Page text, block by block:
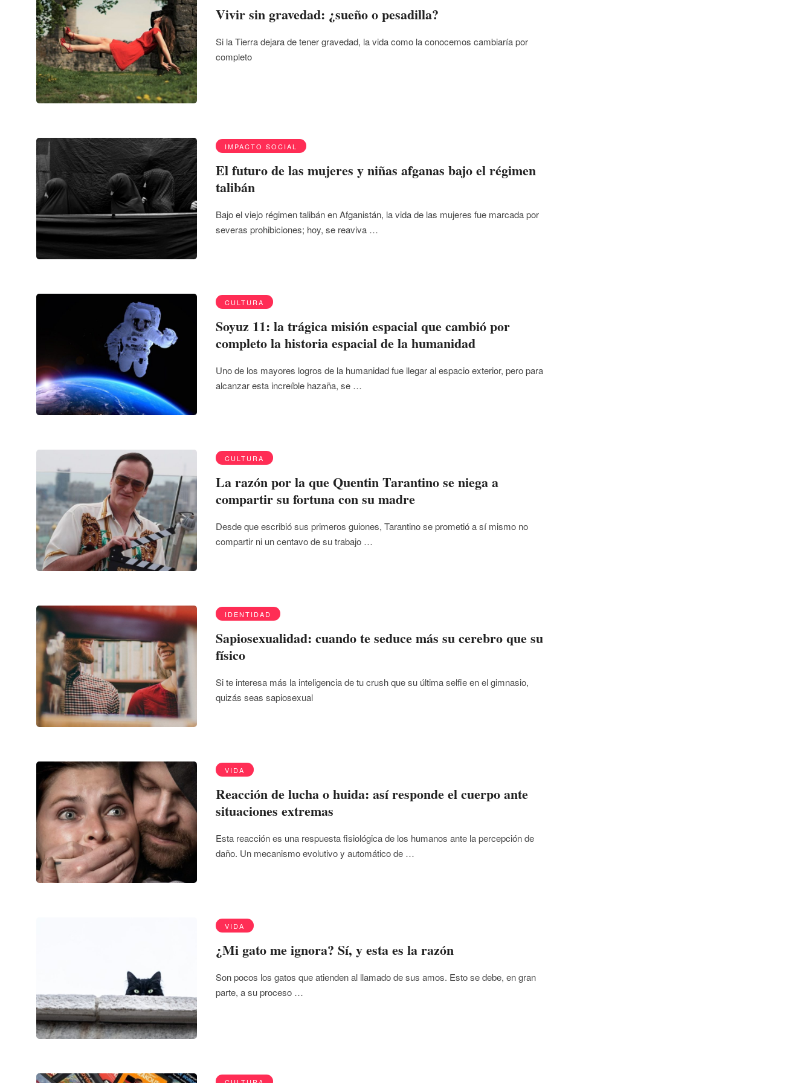
Vivir sin gravedad: ¿sueño o pesadilla?
Si la Tierra dejara de tener gravedad, la vida como la conocemos cambiaría por
completo
IMPACTO SOCIAL
El futuro de las mujeres y niñas afganas bajo el régimen
talibán
Bajo el viejo régimen talibán en Afganistán, la vida de las mujeres fue marcada por
severas prohibiciones; hoy, se reaviva …
CULTURA
Soyuz 11: la trágica misión espacial que cambió por
completo la historia espacial de la humanidad
Uno de los mayores logros de la humanidad fue llegar al espacio exterior, pero para
alcanzar esta increíble hazaña, se …
CULTURA
La razón por la que Quentin Tarantino se niega a
compartir su fortuna con su madre
Desde que escribió sus primeros guiones, Tarantino se prometió a sí mismo no
compartir ni un centavo de su trabajo …
IDENTIDAD
Sapiosexualidad: cuando te seduce más su cerebro que su
físico
Si te interesa más la inteligencia de tu crush que su última selfie en el gimnasio,
quizás seas sapiosexual
VIDA
Reacción de lucha o huida: así responde el cuerpo ante
situaciones extremas
Esta reacción es una respuesta fisiológica de los humanos ante la percepción de
daño. Un mecanismo evolutivo y automático de …
VIDA
¿Mi gato me ignora? Sí, y esta es la razón
Son pocos los gatos que atienden al llamado de sus amos. Esto se debe, en gran
parte, a su proceso …